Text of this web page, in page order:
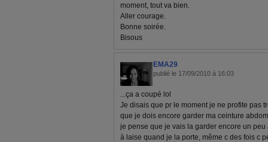
moment, tout va bien.
Aller courage.
Bonne soirée.
Bisous
EMA29
publié le 17/09/2010 à 16:03
...ça a coupé lol
Je disais que pr le moment je ne profite pas
que je dois encore garder ma ceinture
je pense que je vais la garder encore un
à laise quand je la porte, même c des fois c